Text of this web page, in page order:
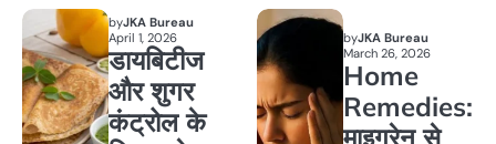
byJKA Bureau
April 1, 2026
डायबिटीज
और शुगर
कंट्रोल के
byJKA Bureau
March 26, 2026
Home
Remedies:
माइग्रेन से